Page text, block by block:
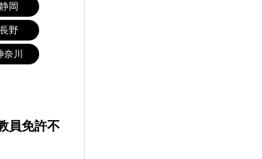
静岡
長野
奈川
員免許不